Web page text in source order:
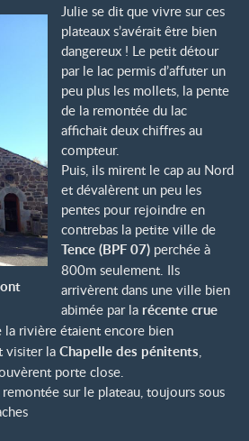
Julie se dit que vivre sur ces
plateaux s’avérait être bien
dangereux ! Le petit détour
par le lac permis d’affuter un
peu plus les mollets, la pente
de la remontée du lac
affichait deux chiffres au
compteur.
Puis, ils mirent le cap au Nord
et dévalèrent un peu les
pentes pour rejoindre en
contrebas la petite ville de
Tence (BPF 07) perchée à
800m seulement. Ils
arrivèrent dans une ville bien
abimée par la récente crue
la rivière étaient encore bien
visiter la Chapelle des pénitents
porte close.
sur le plateau, toujours sous